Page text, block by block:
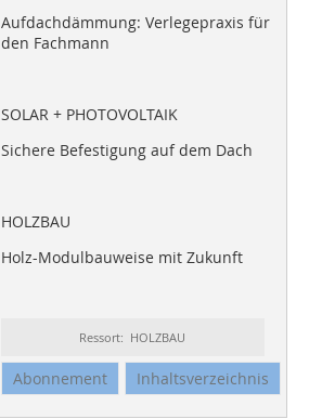
Aufdachdämmung: Verlegepraxis für
den Fachmann
SOLAR + PHOTOVOLTAIK
Sichere Befestigung auf dem Dach
HOLZBAU
Holz-Modulbauweise mit Zukunft
Ressort: HOLZBAU
Abonnement Inhaltsverzeichnis